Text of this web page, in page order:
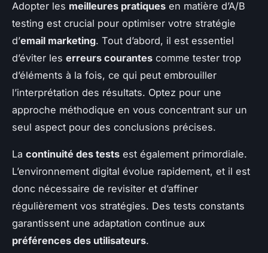
Adopter les meilleures pratiques en matière d’A/B
testing est crucial pour optimiser votre stratégie
d’email marketing. Tout d’abord, il est essentiel
d’éviter les erreurs courantes comme tester trop
d’éléments à la fois, ce qui peut embrouiller
l’interprétation des résultats. Optez pour une
approche méthodique en vous concentrant sur un
seul aspect pour des conclusions précises.
La continuité des tests est également primordiale.
L’environnement digital évolue rapidement, et il est
donc nécessaire de revisiter et d’affiner
régulièrement vos stratégies. Des tests constants
garantissent une adaptation continue aux
préférences des utilisateurs.